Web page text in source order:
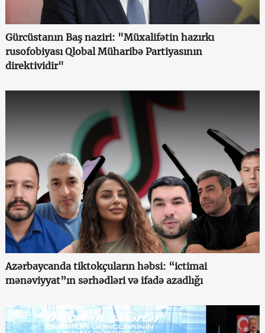
Gürcüstanın Baş naziri: "Müxalifətin hazırkı
rusofobiyası Qlobal Müharibə Partiyasının
direktividir"
Azərbaycanda tiktokçuların həbsi: “ictimai
mənəviyyat”ın sərhədləri və ifadə azadlığı